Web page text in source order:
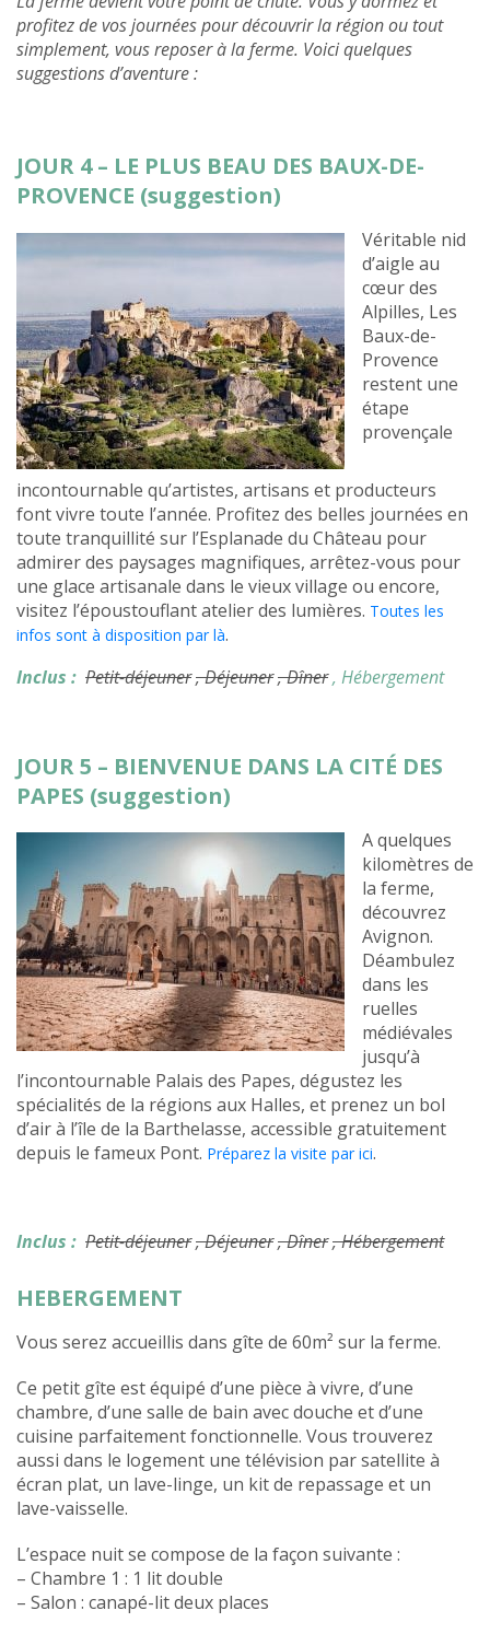
profitez de vos journées pour découvrir la région ou tout
simplement, vous reposer à la ferme. Voici quelques
suggestions d’aventure :
JOUR 4 – LE PLUS BEAU DES BAUX-DE-
PROVENCE (suggestion)
Véritable nid
d’aigle au
cœur des
Alpilles, Les
Baux-de-
Provence
restent une
étape
provençale
incontournable qu’artistes, artisans et producteurs
font vivre toute l’année. Profitez des belles journées en
toute tranquillité sur l’Esplanade du Château pour
admirer des paysages magnifiques, arrêtez-vous pour
une glace artisanale dans le vieux village ou encore,
visitez l’époustouflant atelier des lumières. Toutes les
infos sont à disposition par là.
Inclus : Petit-déjeuner, Déjeuner, Dîner, Hébergement
JOUR 5 – BIENVENUE DANS LA CITÉ DES
PAPES (suggestion)
A quelques
kilomètres de
la ferme,
découvrez
Avignon.
Déambulez
dans les
ruelles
médiévales
jusqu’à
l’incontournable Palais des Papes, dégustez les
spécialités de la régions aux Halles, et prenez un bol
d’air à l’île de la Barthelasse, accessible gratuitement
depuis le fameux Pont. Préparez la visite par ici.
Inclus : Petit-déjeuner, Déjeuner, Dîner, Hébergement
HEBERGEMENT
Vous serez accueillis dans gîte de 60m² sur la ferme.
Ce petit gîte est équipé d’une pièce à vivre, d’une
chambre, d’une salle de bain avec douche et d’une
cuisine parfaitement fonctionnelle. Vous trouverez
aussi dans le logement une télévision par satellite à
écran plat, un lave-linge, un kit de repassage et un
lave-vaisselle.
L’espace nuit se compose de la façon suivante :
– Chambre 1 : 1 lit double
– Salon : canapé-lit deux places